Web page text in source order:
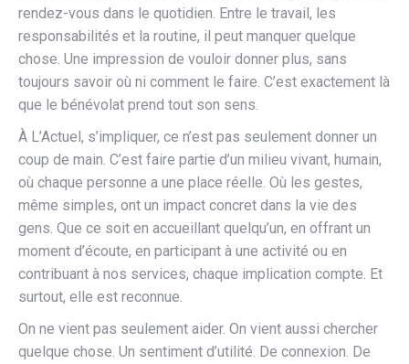
rendez-vous dans le quotidien. Entre le travail, les
responsabilités et la routine, il peut manquer quelque
chose. Une impression de vouloir donner plus, sans
toujours savoir où ni comment le faire. C’est exactement là
que le bénévolat prend tout son sens.
À L’Actuel, s’impliquer, ce n’est pas seulement donner un
coup de main. C’est faire partie d’un milieu vivant, humain,
où chaque personne a une place réelle. Où les gestes,
même simples, ont un impact concret dans la vie des
gens. Que ce soit en accueillant quelqu’un, en offrant un
moment d’écoute, en participant à une activité ou en
contribuant à nos services, chaque implication compte. Et
surtout, elle est reconnue.
On ne vient pas seulement aider. On vient aussi chercher
quelque chose. Un sentiment d’utilité. De connexion. De